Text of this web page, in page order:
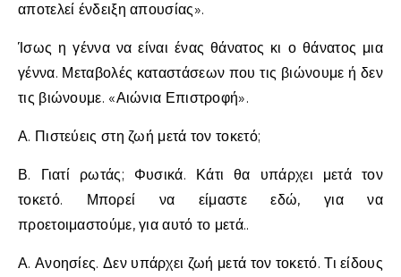
αποτελεί ένδειξη απουσίας».
Ίσως η γέννα να είναι ένας θάνατος κι ο θάνατος μια
γέννα. Μεταβολές καταστάσεων που τις βιώνουμε ή δεν
τις βιώνουμε. «Αιώνια Επιστροφή».
Α. Πιστεύεις στη ζωή μετά τον τοκετό;
Β. Γιατί ρωτάς; Φυσικά. Κάτι θα υπάρχει μετά τον
τοκετό. Μπορεί να είμαστε εδώ, για να
προετοιμαστούμε, για αυτό το μετά..
Α. Ανοησίες. Δεν υπάρχει ζωή μετά τον τοκετό. Τι είδους